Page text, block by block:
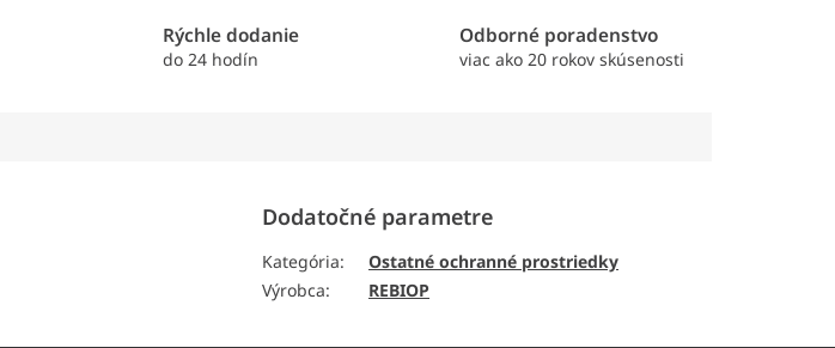
Rýchle dodanie
do 24 hodín
Odborné poradenstvo
viac ako 20 rokov skúsenosti
Dodatočné parametre
Kategória:
Ostatné ochranné prostriedky
Výrobca: REBIOP